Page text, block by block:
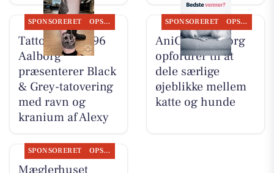
SPONSORERET OPSLAGSTAVLEN
Tattoo Studio 96
Aalborg
præsenterer Black
& Grey-tatovering
med ravn og
kranium af Alexy
SPONSORERET OPSLAGSTAVLEN
AniCura Aalborg
opfordrer til at
dele særlige
øjeblikke mellem
katte og hunde
SPONSORERET OPSLAGSTAVLEN